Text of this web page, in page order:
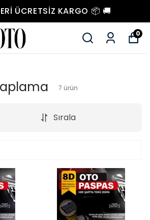
ÜCRETSIZ KARGO 📦 🚚
0
7 ürün
Sırala